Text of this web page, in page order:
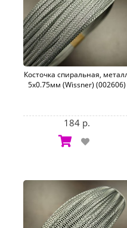
Косточка спиральная,
5х0.75мм (Wissner) (002606)
184 р.